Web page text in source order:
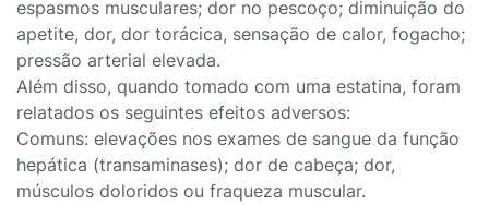
espasmos musculares; dor no pescoço; diminuição do
apetite, dor, dor torácica, sensação de calor, fogacho;
pressão arterial elevada.
Além disso, quando tomado com uma estatina, foram
relatados os seguintes efeitos adversos:
Comuns: elevações nos exames de sangue da função
hepática (transaminases); dor de cabeça; dor,
músculos doloridos ou fraqueza muscular.